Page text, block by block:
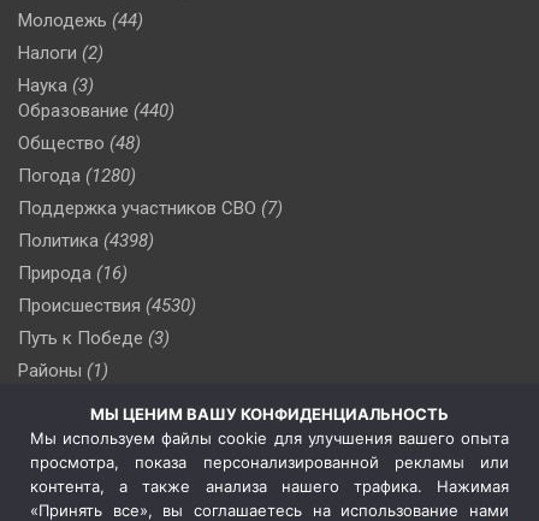
Молодежь (44)
Налоги (2)
Наука (3)
Образование (440)
Общество (48)
Погода (1280)
Поддержка участников СВО (7)
Политика (4398)
Природа (16)
Происшествия (4530)
Путь к Победе (3)
Районы (1)
(510)
Сельское хозяйство (3)
Социальная политика
(3)
Спецоперация в Украине
МЫ ЦЕНИМ ВАШУ КОНФИДЕНЦИАЛЬНОСТЬ
Мы используем файлы cookie для улучшения вашего опыта
просмотра, показа персонализированной рекламы или
контента, а также анализа нашего трафика. Нажимая
«Принять все», вы соглашаетесь на использование нами